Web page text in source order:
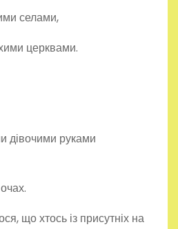
селами,
церквами.
дівочими руками
що хтось із присутніх на